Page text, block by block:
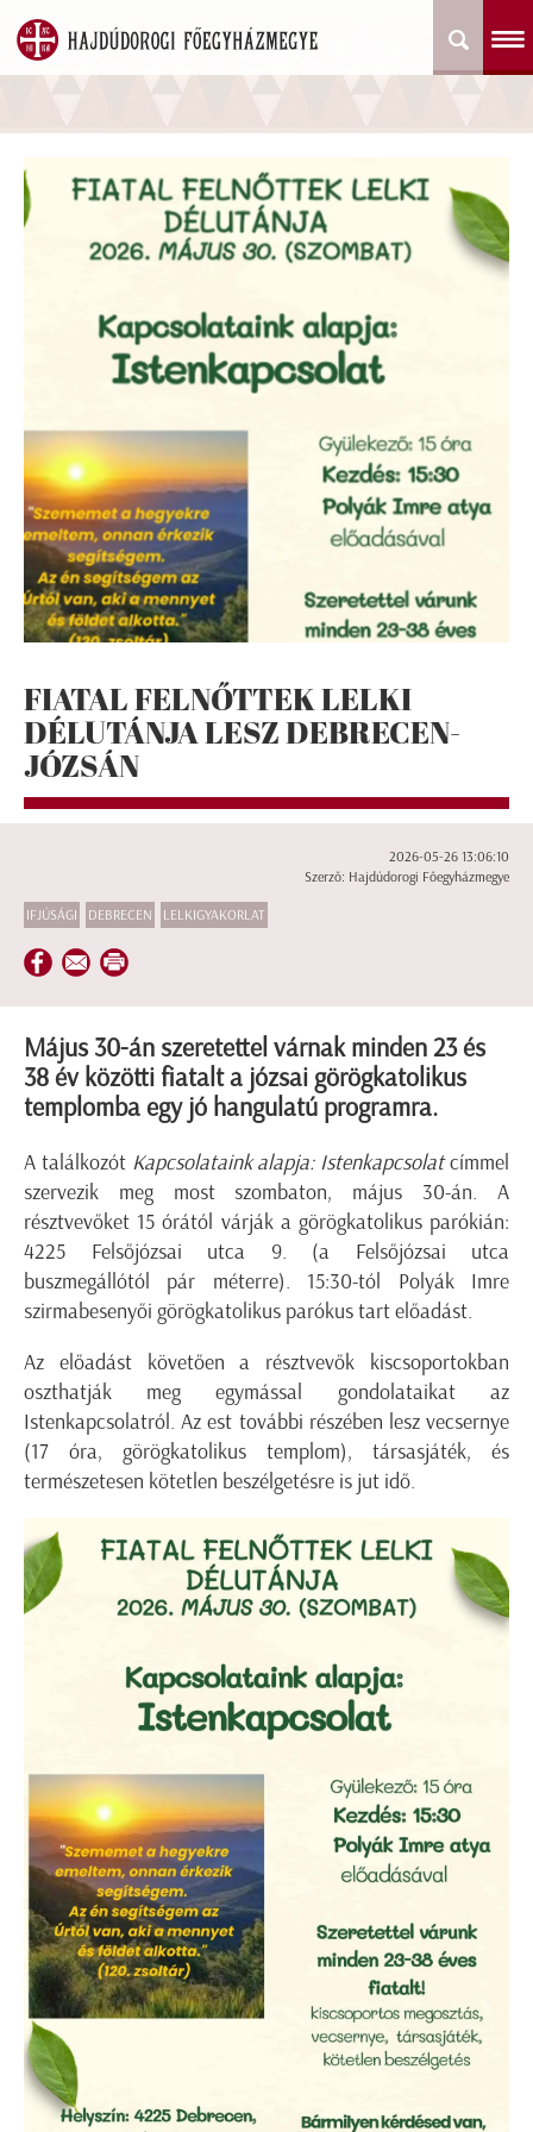
FIATAL FELNŐTTEK LELKI
DÉLUTÁNJA LESZ DEBRECEN-
JÓZSÁN
2026-05-26 13:06:10
Szerző: Hajdúdorogi Főegyházmegye
IFJÚSÁGI DEBRECEN LELKIGYAKORLAT
Május 30-án szeretettel várnak minden 23 és
38 év közötti fiatalt a józsai görögkatolikus
templomba egy jó hangulatú programra.
A találkozót Kapcsolataink alapja: Istenkapcsolatcímmel
szervezik meg most szombaton, május 30-án. A
résztvevőket 15 órától várják a görögkatolikus parókián:
4225 Felsőjózsai utca 9. (a Felsőjózsai utca
buszmegállótól pár méterre). 15:30-tól Polyák Imre
szirmabesenyői görögkatolikus parókus tart előadást.
Az előadást követően a résztvevők kiscsoportokban
oszthatják meg egymással gondolataikat az
Istenkapcsolatról. Az est további részében lesz vecsernye
(17 óra, görögkatolikus templom), társasjáték, és
természetesen kötetlen beszélgetésre is jut idő.